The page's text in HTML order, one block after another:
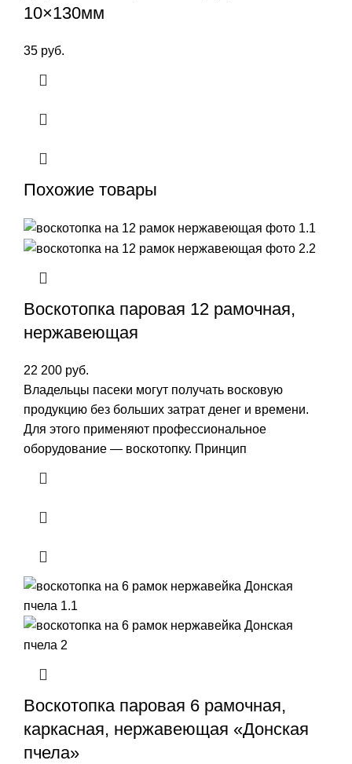
10×130мм
35 руб.
Похожие товары
Воскотопка паровая 12 рамочная,
нержавеющая
22 200 руб.
Владельцы пасеки могут получать восковую
продукцию без больших затрат денег и времени.
Для этого применяют профессиональное
оборудование — воскотопку. Принцип
Воскотопка паровая 6 рамочная,
каркасная, нержавеющая «Донская
пчела»